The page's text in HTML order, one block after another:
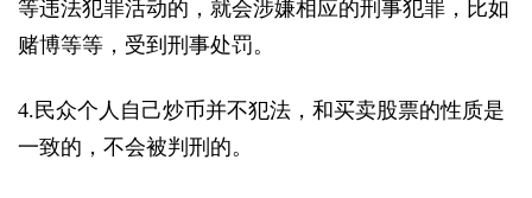
等违法犯罪活动的，就会涉嫌相应的刑事犯罪，比如
赌博等等，受到刑事处罚。
4.民众个人自己炒币并不犯法，和买卖股票的性质是
一致的，不会被判刑的。